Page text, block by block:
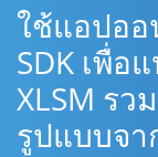
ใช้แอปอ
SDK เพื่อ
XLSM ร
รูปแบบจา